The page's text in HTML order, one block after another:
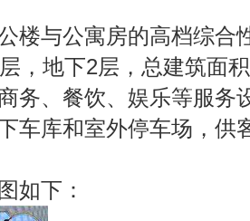
楼与公寓房的高档综合
，地下2层，总建筑面
务、餐饮、娱乐等服务
车库和室外停车场，供
如下：